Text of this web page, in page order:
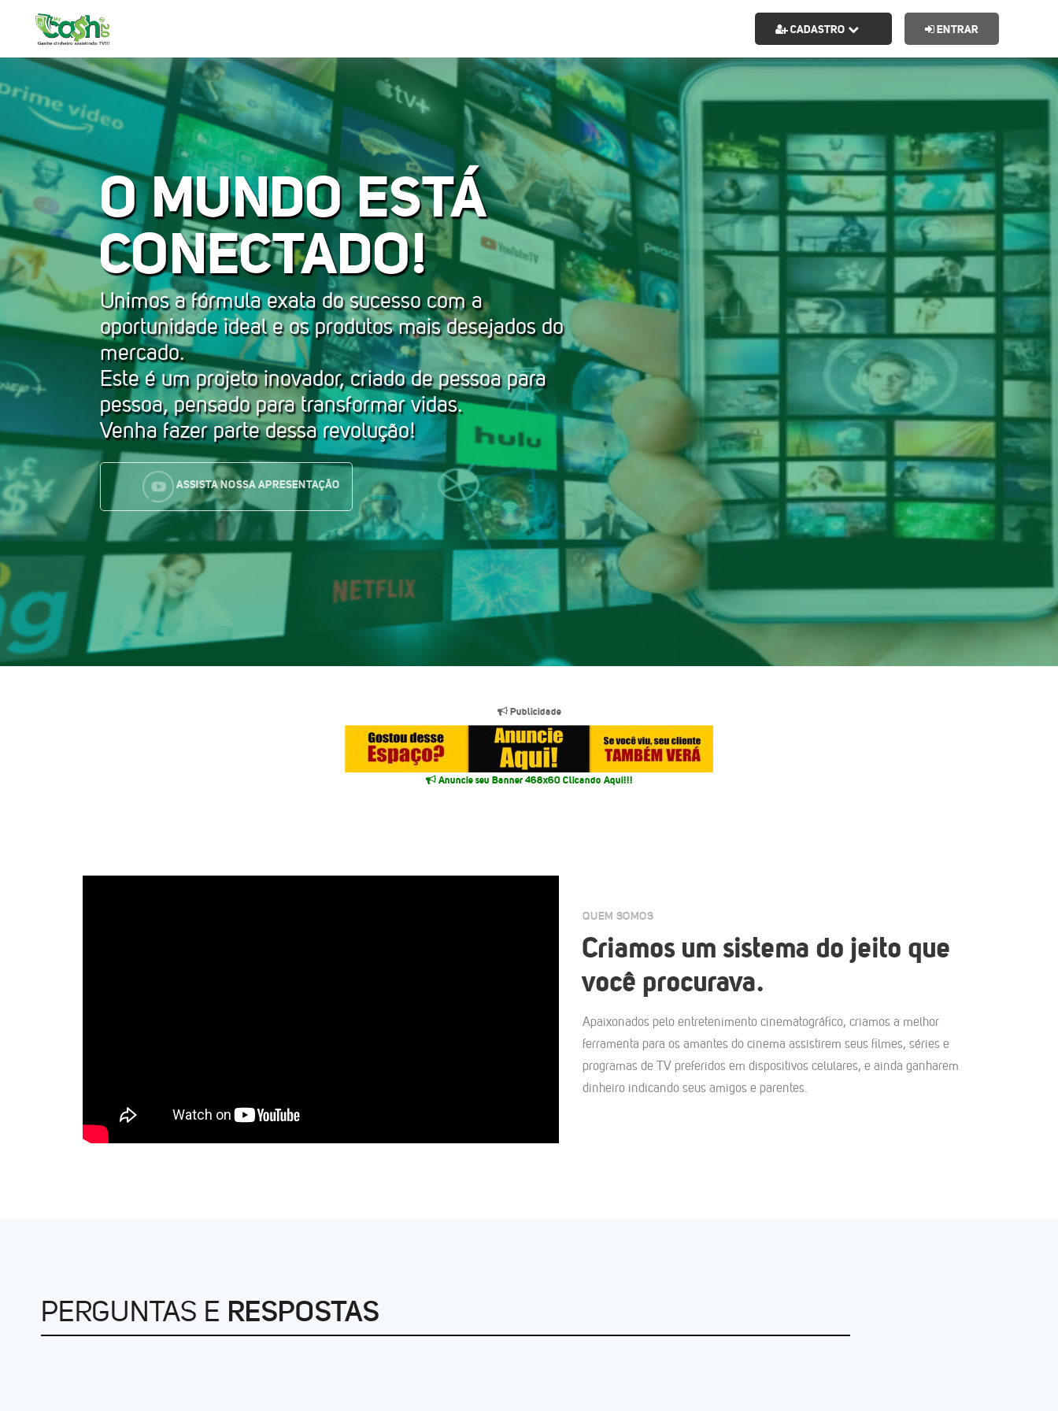
CADASTRO ENTRAR
O MUNDO ESTÁ
CONECTADO!
Unimos a fórmula exata do sucesso com a
oportunidade ideal e os produtos mais desejados do
mercado.
Este é um projeto inovador, criado de pessoa para
pessoa, pensado para transformar vidas.
Venha fazer parte dessa revolução!
ASSISTA NOSSA APRESENTAÇÃO
Publicidade
Anuncie seu Banner 468x60 Clicando Aqui!!!
QUEM SOMOS
Criamos um sistema do jeito que
você procurava.
Apaixonados pelo entretenimento cinematográfico, criamos a melhor
ferramenta para os amantes do cinema assistirem seus filmes, séries e
programas de TV preferidos em dispositivos celulares, e ainda ganharem
dinheiro indicando seus amigos e parentes.
PERGUNTAS E RESPOSTAS